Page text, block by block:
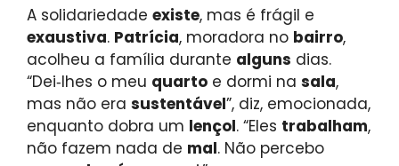
A solidariedade existe, mas é frágil e
exaustiva. Patrícia, moradora no bairro,
acolheu a família durante alguns dias.
“Dei‑lhes o meu quarto e dormi na sala,
mas não era sustentável”, diz, emocionada,
enquanto dobra um lençol. “Eles trabalham,
não fazem nada de mal. Não percebo